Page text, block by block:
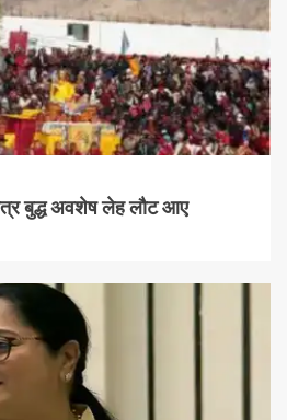
बुद्ध अवशेष लेह लौट आए